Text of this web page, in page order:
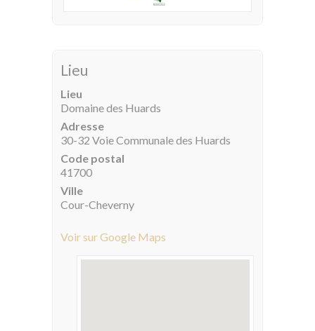
Lieu
Lieu
Domaine des Huards
Adresse
30-32 Voie Communale des Huards
Code postal
41700
Ville
Cour-Cheverny
Voir sur Google Maps